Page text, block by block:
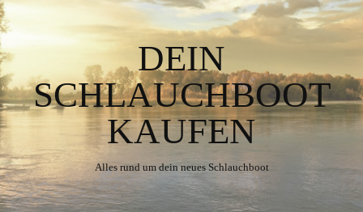
DEIN
SCHLAUCHBOOT
KAUFEN
Alles rund um dein neues Schlauchboot